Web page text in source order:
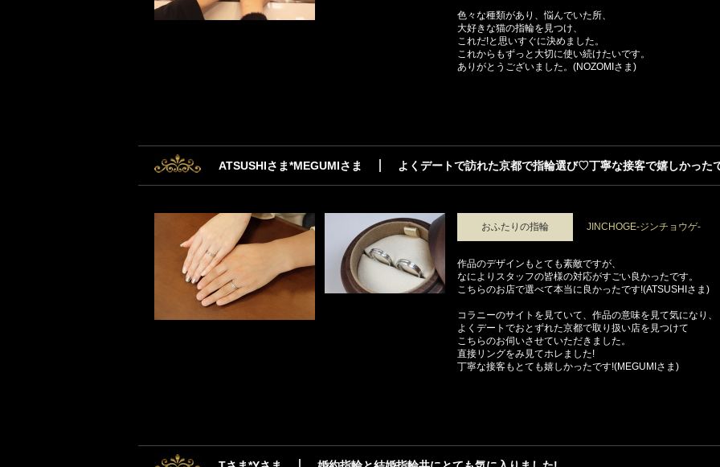
色々な種類があり、悩んでいた所、
大好きな猫の指輪を見つけ、
これだ!と思いすぐに決めました。
これからもずっと大切に使い続けたいです。
ありがとうございました。(NOZOMIさま)
ATSUSHIさま*MEGUMIさま よくデートで訪れた京都で指輪選び♡丁寧な接客で嬉しかった
おふたりの指輪 JINCHOGE-ジンチョウゲ-
作品のデザインもとても素敵ですが、
なによりスタッフの皆様の対応がすごい良かったです。
こちらのお店で選べて本当に良かったです!(ATSUSHIさま)
コラニーのサイトを見ていて、作品の意味を見て気になり、
よくデートでおとずれた京都で取り扱い店を見つけて
こちらのお伺いさせていただきました。
直接リングをみ見てホレました!
丁寧な接客もとても嬉しかったです!(MEGUMIさま)